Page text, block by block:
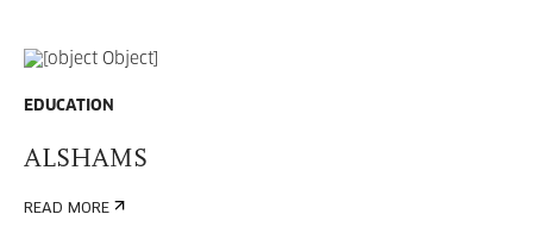
EDUCATION
ALSHAMS
READ MORE